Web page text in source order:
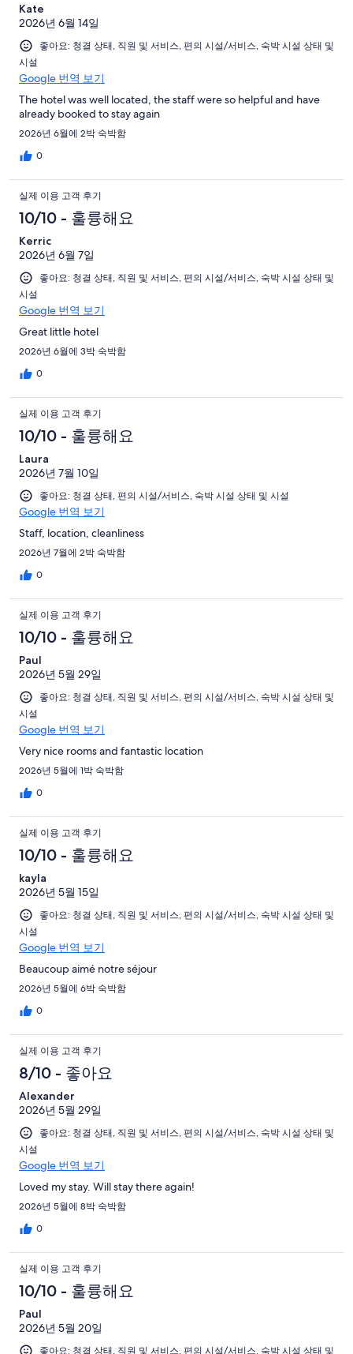
Kate
2026년 6월 14일
좋아요: 청결 상태, 직원 및 서비스, 편의 시설/서비스, 숙박 시설 상태 및
시설
Google 번역 보기
The hotel was well located, the staff were so helpful and have
already booked to stay again
2026년 6월에 2박 숙박함
0
실제 이용 고객 후기
10/10 - 훌륭해요
Kerric
2026년 6월 7일
좋아요: 청결 상태, 직원 및 서비스, 편의 시설/서비스, 숙박 시설 상태 및
시설
Google 번역 보기
Great little hotel
2026년 6월에 3박 숙박함
0
실제 이용 고객 후기
10/10 - 훌륭해요
Laura
2026년 7월 10일
좋아요: 청결 상태, 편의 시설/서비스, 숙박 시설 상태 및 시설
Google 번역 보기
Staff, location, cleanliness
2026년 7월에 2박 숙박함
0
실제 이용 고객 후기
10/10 - 훌륭해요
Paul
2026년 5월 29일
좋아요: 청결 상태, 직원 및 서비스, 편의 시설/서비스, 숙박 시설 상태 및
시설
Google 번역 보기
Very nice rooms and fantastic location
2026년 5월에 1박 숙박함
0
실제 이용 고객 후기
10/10 - 훌륭해요
kayla
2026년 5월 15일
좋아요: 청결 상태, 직원 및 서비스, 편의 시설/서비스, 숙박 시설 상태 및
시설
Google 번역 보기
Beaucoup aimé notre séjour
2026년 5월에 6박 숙박함
0
실제 이용 고객 후기
8/10 - 좋아요
Alexander
2026년 5월 29일
좋아요: 청결 상태, 직원 및 서비스, 편의 시설/서비스, 숙박 시설 상태 및
시설
Google 번역 보기
Loved my stay. Will stay there again!
2026년 5월에 8박 숙박함
0
실제 이용 고객 후기
10/10 - 훌륭해요
Paul
2026년 5월 20일
좋아요: 청결 상태, 직원 및 서비스, 편의 시설/서비스, 숙박 시설 상태 및